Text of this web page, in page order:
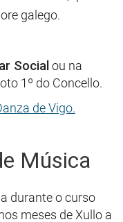
galego.
Socialou na
1º do Concello.
de Vigo.
Música
durante o curso
meses de Xullo a